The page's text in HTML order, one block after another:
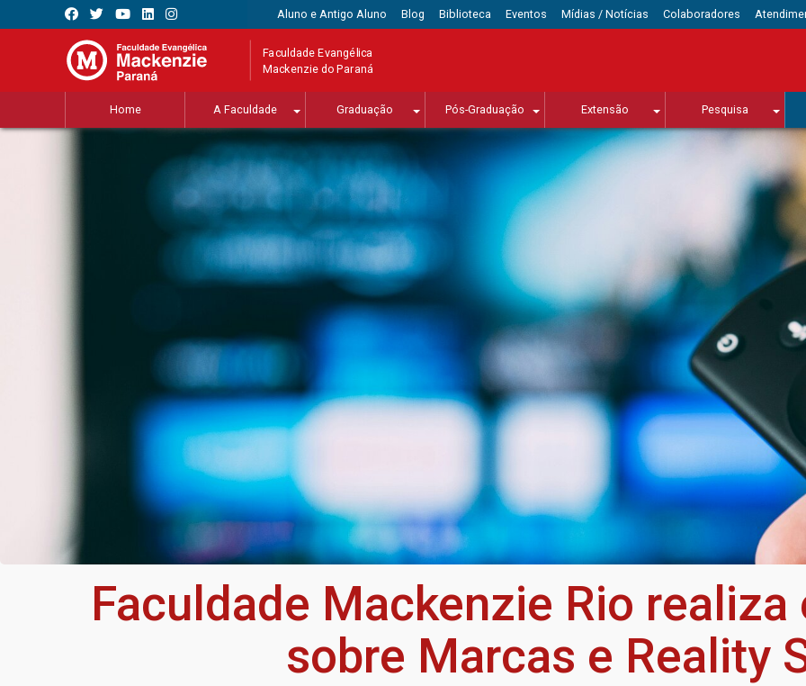
Aluno e Antigo Aluno Blog Biblioteca Eventos Mídias / Notícias Colaboradores
Faculdade Evangélica
Mackenzie do Paraná
Home A Faculdade Graduação Pós-Graduação Extensão Pesquisa
Faculdade Mackenzie Rio
sobre Marcas e Reality